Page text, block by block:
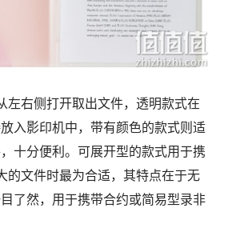
左右侧打开取出文件，透明款式在
入影印机中，带有颜色的款式则适
十分便利。可展开型的款式用于携
的文件时最为合适，其特点在于无
了然，用于携带合约或简易型录非